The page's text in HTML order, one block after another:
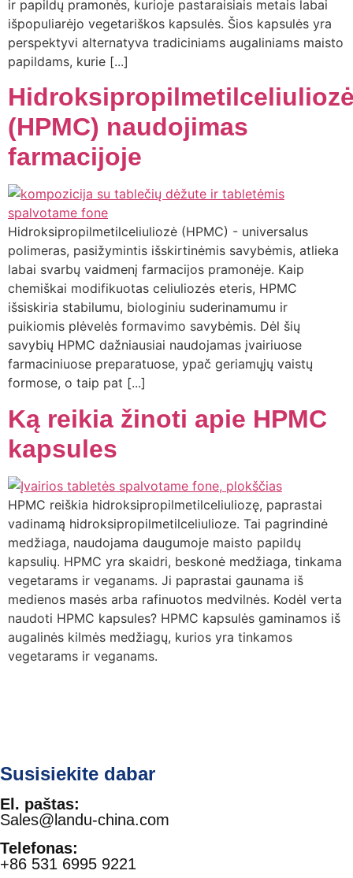
ir papildų pramonės, kurioje pastaraisiais metais labai
išpopuliarėjo vegetariškos kapsulės. Šios kapsulės yra
perspektyvi alternatyva tradiciniams augaliniams maisto
papildams, kurie [...]
(HPMC) naudojimas
farmacijoje
Hidroksipropilmetilceliuliozė (HPMC) - universalus
polimeras, pasižymintis išskirtinėmis savybėmis, atlieka
labai svarbų vaidmenį farmacijos pramonėje. Kaip
chemiškai modifikuotas celiuliozės eteris, HPMC
išsiskiria stabilumu, biologiniu suderinamumu ir
puikiomis plėvelės formavimo savybėmis. Dėl šių
savybių HPMC dažniausiai naudojamas įvairiuose
farmaciniuose preparatuose, ypač geriamųjų vaistų
formose, o taip pat [...]
Ką reikia žinoti apie HPMC
kapsules
HPMC reiškia hidroksipropilmetilceliuliozę, paprastai
vadinamą hidroksipropilmetilceliulioze. Tai pagrindinė
medžiaga, naudojama daugumoje maisto papildų
kapsulių. HPMC yra skaidri, beskonė medžiaga, tinkama
vegetarams ir veganams. Ji paprastai gaunama iš
medienos masės arba rafinuotos medvilnės. Kodėl verta
naudoti HPMC kapsules? HPMC kapsulės gaminamos iš
augalinės kilmės medžiagų, kurios yra tinkamos
vegetarams ir veganams.
Susisiekite dabar
El. paštas:
Sales@landu-china.com
Telefonas:
+86 531 6995 9221